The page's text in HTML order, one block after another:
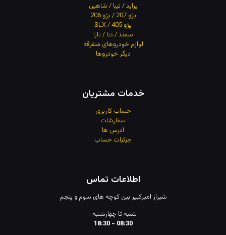
پراید / تیبا / شاهین
پژو 207 / پژو 206
پژو 405 / SLX
سمند / دنا / تارا
لوازم خودروهای متفرقه
دیگر خودروها
خدمات مشتریان
حساب کاربری
سفارشات
آدرس ها
جزئیات حساب
اطلاعات تماس
شیراز امیرکبیر بین کوچه های سوم و پنجم
شنبه تا چهارشنبه :
08:30 - 18:30